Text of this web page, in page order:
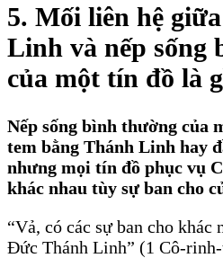
5. Mối liên hệ
Linh và nếp sống
của một tín đồ là
Nếp sống bình thường của
tem bằng Thánh Linh hay
nhưng mọi tín đồ phục vụ
khác nhau tùy sự ban cho
“Vả, có các sự ban cho khác
Ðức Thánh Linh” (1 Cô-